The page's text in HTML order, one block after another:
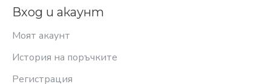
Вход и акаунт
Моят акаунт
История на поръчките
Регистрация